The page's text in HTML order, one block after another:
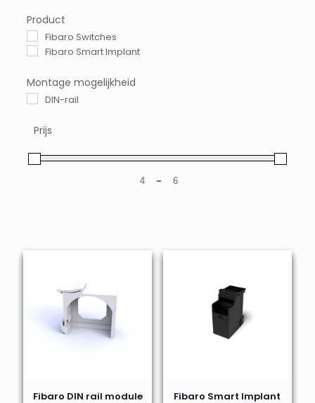
Fibaro DIN rail module
Fibaro Smart Implant
Product
Fibaro Switches
Fibaro Smart Implant
Montage mogelijkheid
DIN-rail
Prijs
Minimale prijs
- Maximale prijs